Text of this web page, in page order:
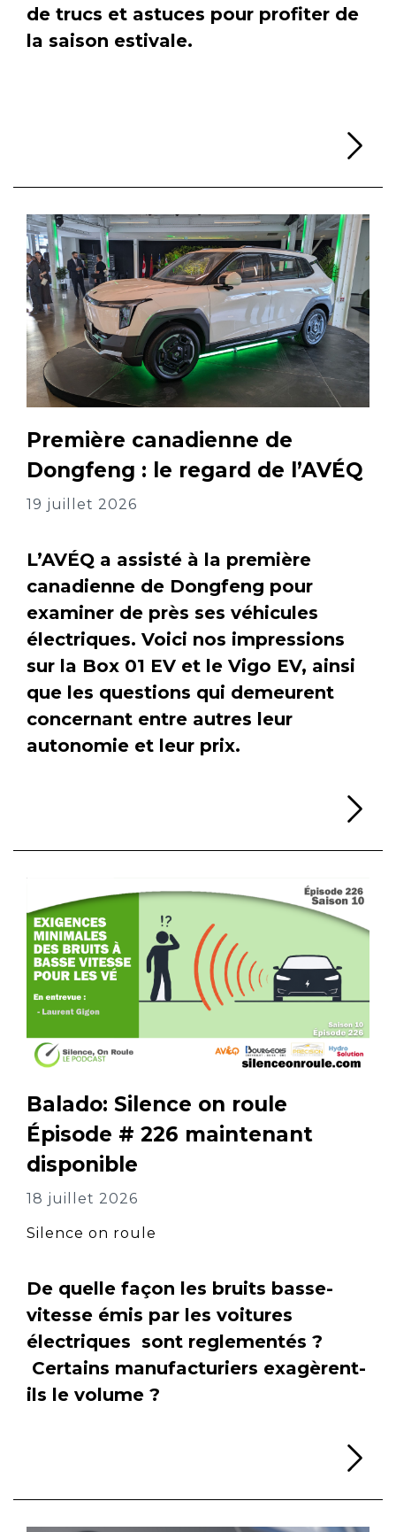
de trucs et astuces pour profiter de
la saison estivale.
Première canadienne de
Dongfeng : le regard de l’AVÉQ
19 juillet 2026
L’AVÉQ a assisté à la première
canadienne de Dongfeng pour
examiner de près ses véhicules
électriques. Voici nos impressions
sur la Box 01 EV et le Vigo EV, ainsi
que les questions qui demeurent
concernant entre autres leur
autonomie et leur prix.
Balado: Silence on roule
Épisode # 226 maintenant
disponible
18 juillet 2026
Silence on roule
De quelle façon les bruits basse-
vitesse émis par les voitures
électriques sont reglementés ?
Certains manufacturiers exagèrent-
ils le volume ?